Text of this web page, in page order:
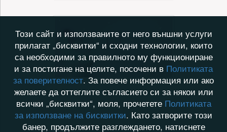
Този сайт и използваните от него външни услуги
прилагат „бисквитки“ и сходни технологии, които
са необходими за правилното му функциониране
и за постигане на целите, посочени в Политиката
за поверителност. За повече информация или ако
желаете да оттеглите съгласието си за някои или
всички „бисквитки“, моля, прочетете Политиката
за използване на бисквитки. Като затворите този
банер, продължите разглеждането, натиснете